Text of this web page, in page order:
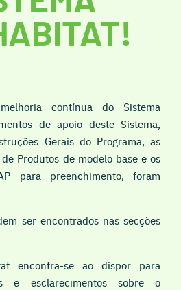
contínua do Sistema
de apoio deste Sistema,
Gerais do Programa, as
Produtos de modelo base e os
para preenchimento, foram
ser encontrados nas secções
encontra-se ao dispor para
e esclarecimentos sobre o